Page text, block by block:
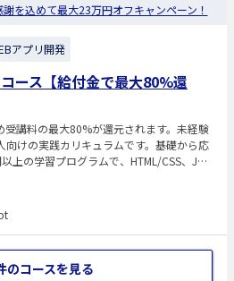
を込めて最大23万円オフキャンペーン！
アプリ開発
ース【給付金で最大80%還
講料の最大80%が還元されます。未経験
向けの実践カリキュラムです。基礎から応
上の学習プログラムで、HTML/CSS、Jav
につけ、自走できるエンジニアになるこ
ラムは実務レベルの構成で、講師への質
られます。最短9か月でのスキル習得を
のコースを見る